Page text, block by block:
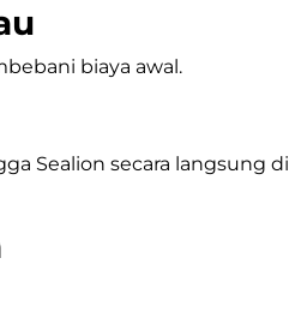
biaya awal.
Sealion secara langsung di